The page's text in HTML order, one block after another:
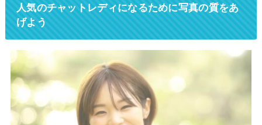
人気のチャットレディになるために写真の質をあ
げよう